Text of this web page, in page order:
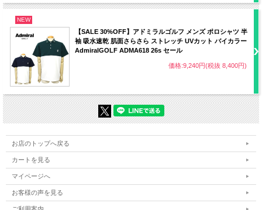
NEW
【SALE 30%OFF】アドミラルゴルフ メンズ ポロシャツ 半
袖 吸水速乾 肌面さらさら ストレッチ UVカット バイカラー
AdmiralGOLF ADMA618 26s セール
価格:9,240円(税抜 8,400円)
お店のトップへ戻る
カートを見る
マイページへ
お客様の声を見る
ご利用案内